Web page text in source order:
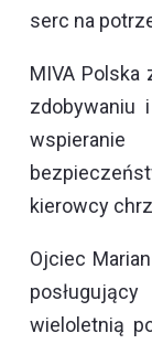
serc na
MIVA
zdobywaniu
kierowcy
Ojciec
wieloletnią